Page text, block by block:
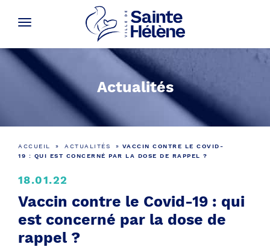
Actualités
ACCUEIL » ACTUALITÉS » VACCIN CONTRE LE COVID-
19 : QUI EST CONCERNÉ PAR LA DOSE DE RAPPEL ?
18.01.22
Vaccin contre le Covid-19 : qui
est concerné par la dose de
rappel ?